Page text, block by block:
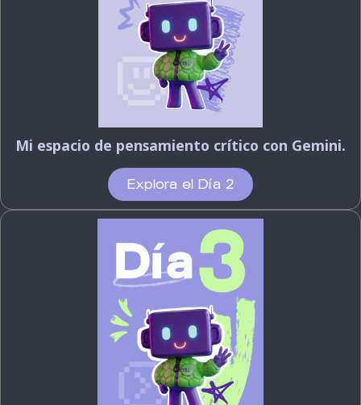
Mi espacio de pensamiento crítico con Gemini.
Explora el Día 2